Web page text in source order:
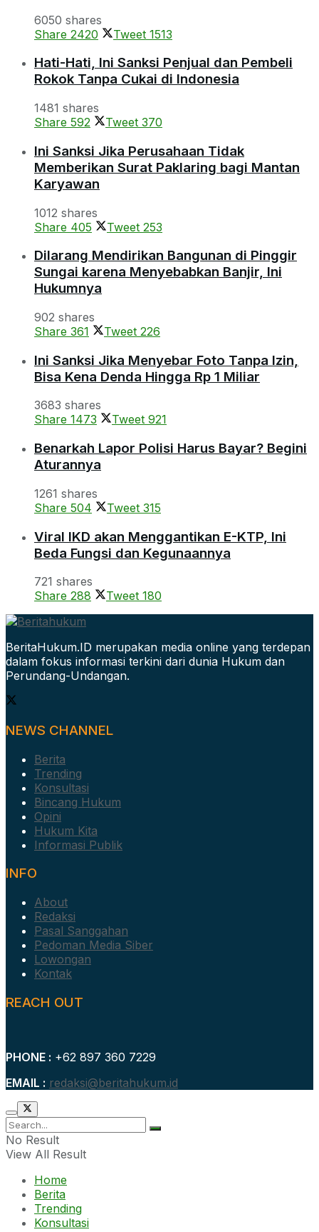
6050 shares
Share 2420 Tweet 1513
Hati-Hati, Ini Sanksi Penjual dan Pembeli
Rokok Tanpa Cukai di Indonesia
1481 shares
Share 592 Tweet 370
Ini Sanksi Jika Perusahaan Tidak
Memberikan Surat Paklaring bagi Mantan
Karyawan
1012 shares
Share 405 Tweet 253
Dilarang Mendirikan Bangunan di Pinggir
Sungai karena Menyebabkan Banjir, Ini
Hukumnya
902 shares
Share 361 Tweet 226
Ini Sanksi Jika Menyebar Foto Tanpa Izin,
Bisa Kena Denda Hingga Rp 1 Miliar
3683 shares
Share 1473 Tweet 921
Benarkah Lapor Polisi Harus Bayar? Begini
Aturannya
1261 shares
Share 504 Tweet 315
Viral IKD akan Menggantikan E-KTP, Ini
Beda Fungsi dan Kegunaannya
721 shares
Share 288 Tweet 180
BeritaHukum.ID merupakan media online yang terdepan
dalam fokus informasi terkini dari dunia Hukum dan
Perundang-Undangan.
NEWS CHANNEL
Berita
Trending
Konsultasi
Bincang Hukum
Opini
Hukum Kita
Informasi Publik
INFO
About
Redaksi
Pasal Sanggahan
Pedoman Media Siber
Lowongan
Kontak
REACH OUT
PHONE : +62 897 360 7229
EMAIL : redaksi@beritahukum.id
No Result
View All Result
Home
Berita
Trending
Konsultasi